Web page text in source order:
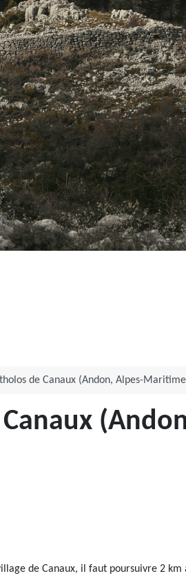
de Canaux (Andon, Alpes-
de Canaux, il faut poursuivre 2